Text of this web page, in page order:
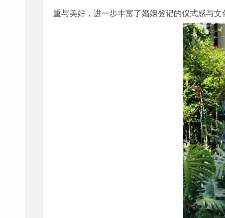
重与美好，进一步丰富了婚姻登记的仪式感与文